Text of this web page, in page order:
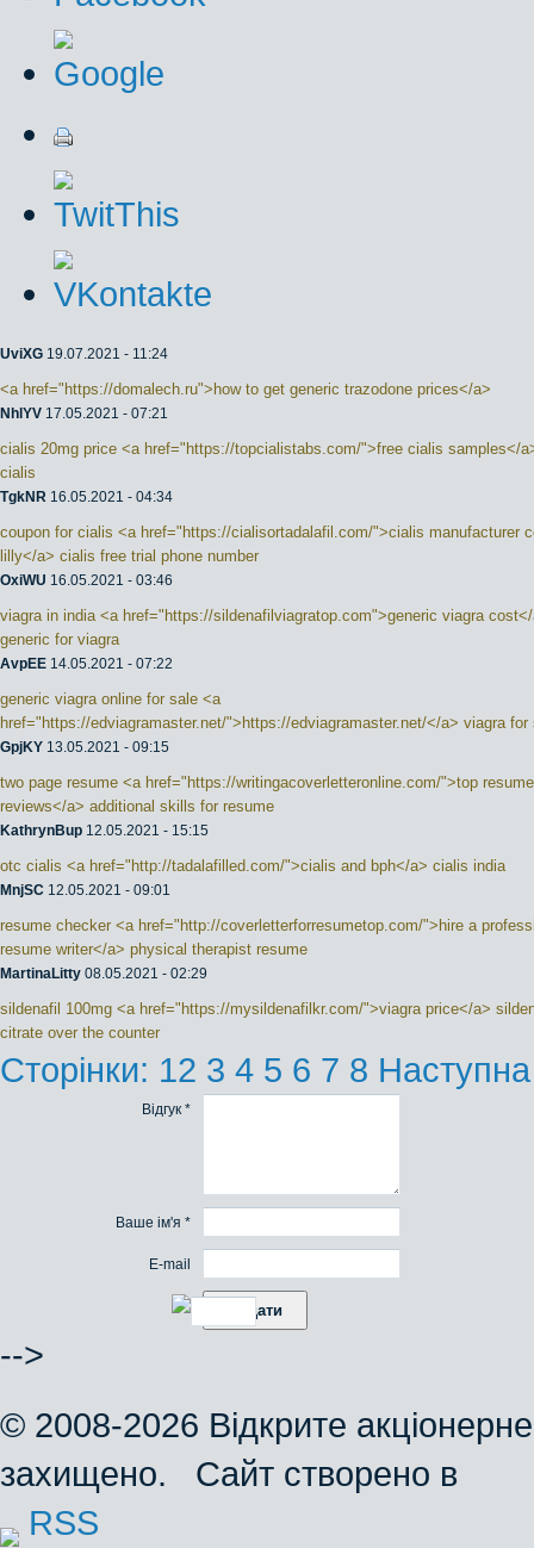
UviXG 19.07.2021 - 11:24
<a href="https://domalech.ru">how to get generic trazodone prices</a>
NhlYV 17.05.2021 - 07:21
cialis 20mg price <a href="https://topcialistabs.com/">free cialis samples</
cialis
TgkNR 16.05.2021 - 04:34
coupon for cialis <a href="https://cialisortadalafil.com/">cialis manufacturer
lilly</a> cialis free trial phone number
OxiWU 16.05.2021 - 03:46
viagra in india <a href="https://sildenafilviagratop.com">generic viagra
generic for viagra
AvpEE 14.05.2021 - 07:22
generic viagra online for sale <a
href="https://edviagramaster.net/">https://edviagramaster.net/</a> viagra for
GpjKY 13.05.2021 - 09:15
two page resume <a href="https://writingacoverletteronline.com/">top resume
reviews</a> additional skills for resume
KathrynBup 12.05.2021 - 15:15
otc cialis <a href="http://tadalafilled.com/">cialis and bph</a> cialis india
MnjSC 12.05.2021 - 09:01
resume checker <a href="http://coverletterforresumetop.com/">hire a
resume writer</a> physical therapist resume
MartinaLitty 08.05.2021 - 02:29
sildenafil 100mg <a href="https://mysildenafilkr.com/">viagra price</a>
citrate over the counter
Сторінки: 12 3 4 5 6 7 8
Відгук *
Ваше ім'я *
E-mail
-->
© 2008-2026 Відкрите
захищено. Сайт створено в
RSS